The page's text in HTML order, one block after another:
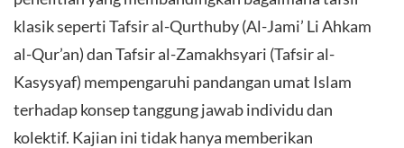
klasik seperti Tafsir al-Qurthuby (Al-Jami’ Li Ahkam
al-Qur’an) dan Tafsir al-Zamakhsyari (Tafsir al-
Kasysyaf) mempengaruhi pandangan umat Islam
terhadap konsep tanggung jawab individu dan
kolektif. Kajian ini tidak hanya memberikan